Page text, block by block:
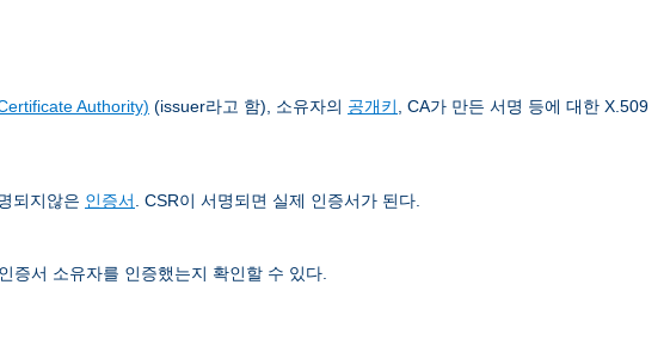
Authority) (issuer라고 함), 소유자의 공개키
, CA가 만든 서명 등에 대한 X.509
되지않은 인증서
. CSR이 서명되면 실제 인증서가 된다.
증서 소유자를 인증했는지 확인할 수 있다.